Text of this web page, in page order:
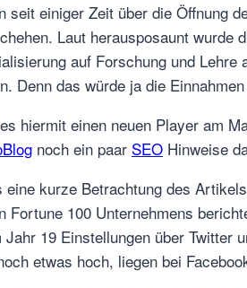
seit einiger Zeit über die Öffnung
Laut herausposaunt
auf Forschung und
Denn das würde ja die
hiermit einen neuen Player am
noch ein paar SEO Hinweise
eine kurze Betrachtung des
Fortune 100 Unternehmens
Jahr 19 Einstellungen über Twitter
etwas hoch, liegen bei